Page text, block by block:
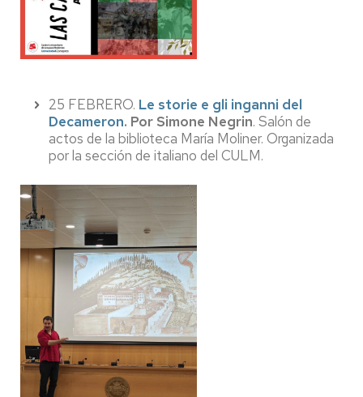
25 FEBRERO. Le storie e gli inganni del
Decameron. Por Simone Negrin. Salón de
actos de la biblioteca María Moliner. Organizada
por la sección de italiano del CULM.